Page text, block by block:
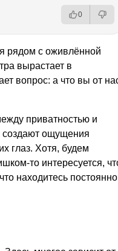
0
рядом с оживлённой
вырастает в
вопрос: а что вы от
приватностью и
создают ощущения
глаз. Хотя, будем
то интересуется,
находитесь постоянно